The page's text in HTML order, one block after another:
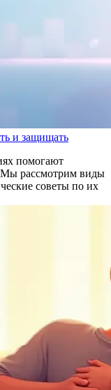
и защищать
помогают
Мы рассмотрим виды
советы по их